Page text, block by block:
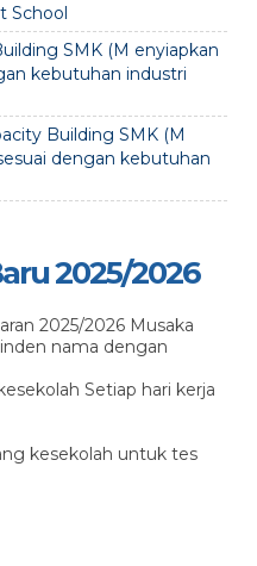
School
SMK (M enyiapkan
kebutuhan industri
Building SMK (M
dengan kebutuhan
2025/2026
2025/2026 Musaka
nama dengan
Setiap hari kerja
kesekolah untuk tes